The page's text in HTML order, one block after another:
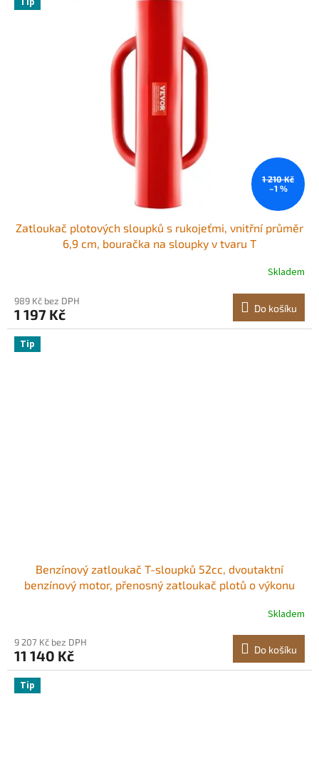
1 210 Kč
–1 %
Zatloukač plotových sloupků s rukojeťmi, vnitřní průměr
6,9 cm, bouračka na sloupky v tvaru T
Skladem
989 Kč bez DPH
1 197 Kč Do košíku
Tip
Benzínový zatloukač T-sloupků 52cc, dvoutaktní
benzínový motor, přenosný zatloukač plotů o výkonu
mm), pro farmy, oplocení rančů, vylepšení silnicSkladem
9 207 Kč bez DPH
11 140 Kč Do košíku
Tip